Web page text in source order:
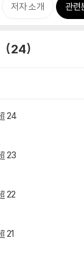
저자 소개 관련
24
ドラゴンボ-ル超 24
ドラゴンボ-ル超 23
ドラゴンボ-ル超 22
ドラゴンボ-ル超 21